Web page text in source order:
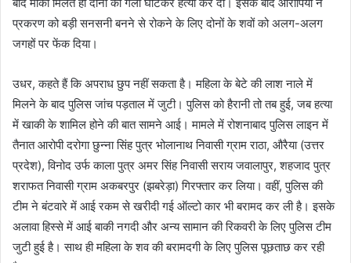
प्रकरण को बड़ी सनसनी बनने से रोकने के लिए दोनों के शवों को अलग-अलग
जगहों पर फेंक दिया।
उधर, कहते हैं कि अपराध छुप नहीं सकता है। महिला के बेटे की लाश नाले में
मिलने के बाद पुलिस जांच पड़ताल में जुटी। पुलिस को हैरानी तो तब हुई, जब हत्या
में खाकी के शामिल होने की बात सामने आई। मामले में रोशनाबाद पुलिस लाइन में
तैनात आरोपी दरोगा छुन्ना सिंह पुत्र भोलानाथ निवासी ग्राम राठा, औरैया (उत्तर
प्रदेश), विनोद उर्फ काला पुत्र अमर सिंह निवासी सराय जवालापुर, शहजाद पुत्र
शराफत निवासी ग्राम अकबरपुर (झबरेड़ा) गिरफ्तार कर लिया। वहीं, पुलिस की
टीम ने बंटवारे में आई रकम से खरीदी गई ऑल्टो कार भी बरामद कर ली है। इसके
अलावा हिस्से में आई बाकी नगदी और अन्य सामान की रिकवरी के लिए पुलिस टीम
जुटी हुई है। साथ ही महिला के शव की बरामदगी के लिए पुलिस पूछताछ कर रही